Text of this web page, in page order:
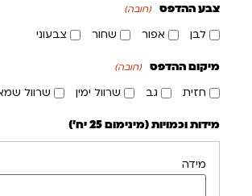
צבע ההדפס (חובה)
לבן אפור שחור צבעוני
מיקום ההדפס (חובה)
חזית גב שרוול ימין שרוול
מידות וכמויות (מינימום 25 יח')